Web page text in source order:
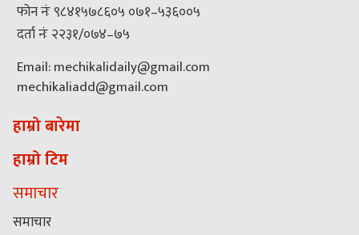
फोन नंः ९८४१५७८६०५ ०७१–५३६००५
दर्ता नंः २२३१/०७४–७५
Email: mechikalidaily@gmail.com
mechikaliadd@gmail.com
हाम्रो बारेमा
हाम्रो टिम
समाचार
समाचार